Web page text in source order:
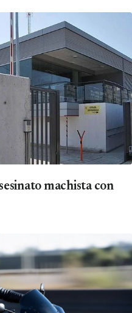
machista con